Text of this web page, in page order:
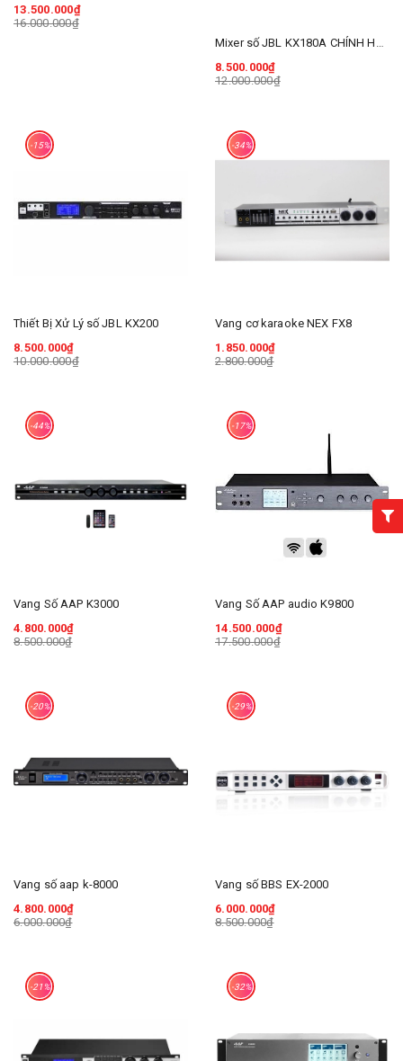
13.500.000₫
16.000.000₫
Mixer số JBL KX180A CHÍNH HÃNG BA SAO
8.500.000₫
12.000.000₫
-15%
Thiết Bị Xử Lý số JBL KX200
8.500.000₫
10.000.000₫
-34%
Vang cơ karaoke NEX FX8
1.850.000₫
2.800.000₫
-44%
Vang Số AAP K3000
4.800.000₫
8.500.000₫
-17%
Vang Số AAP audio K9800
14.500.000₫
17.500.000₫
-20%
Vang số aap k-8000
4.800.000₫
6.000.000₫
-29%
Vang số BBS EX-2000
6.000.000₫
8.500.000₫
-21% -32%